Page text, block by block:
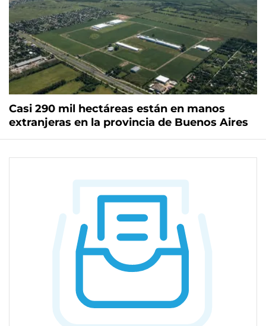
Casi 290 mil hectáreas están en manos
extranjeras en la provincia de Buenos Aires